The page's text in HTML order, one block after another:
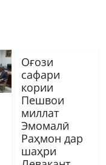
Оғози
сафари
кории
Пешвои
миллат
Эмомалӣ
Раҳмон дар
шаҳри